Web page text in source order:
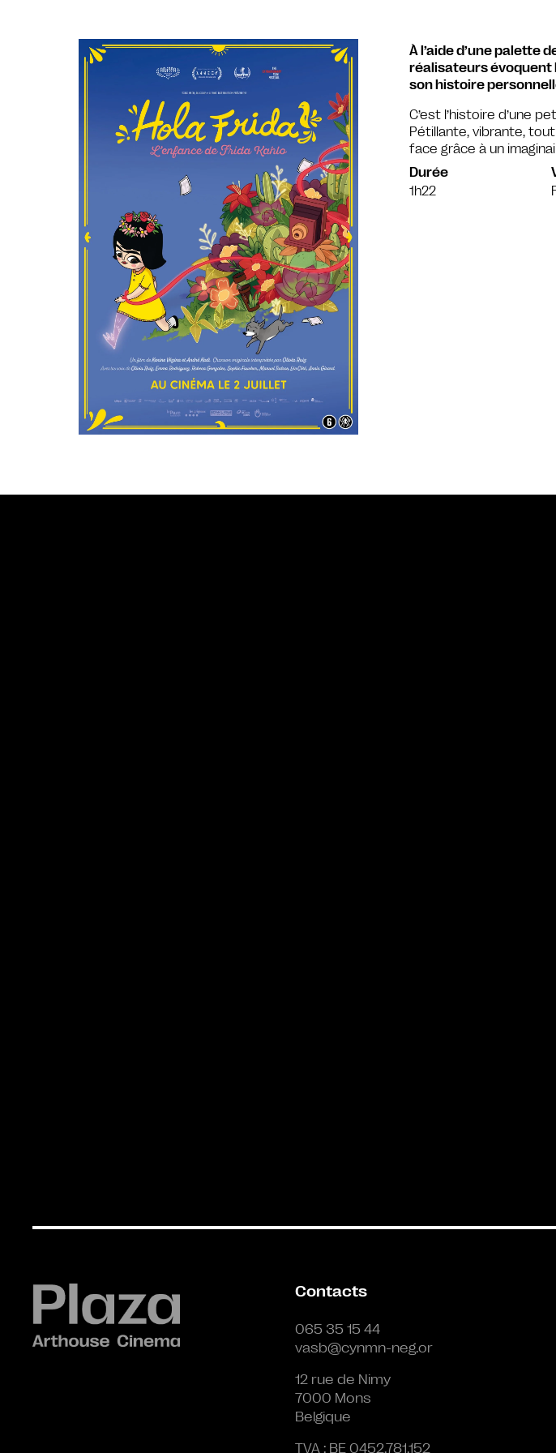
À l’aide d’une palette
réalisateurs évoquent
son histoire
C’est l’histoire d’une
Pétillante, vibrante,
face grâce à un
Durée
1h22
Contacts
065 35 15 44
vasb@cynmn-neg.or
12 rue de Nimy
7000 Mons
Belgique
TVA : BE 0452.781.152